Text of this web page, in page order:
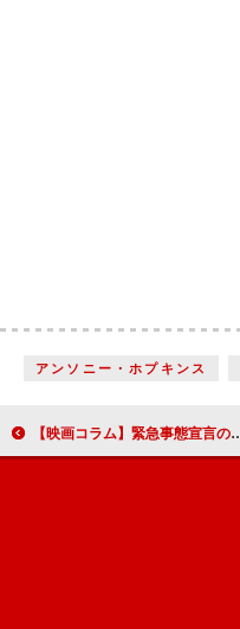
アンソニー・ホプキンス
【映画コラム】緊急事態宣言の中、公開にこぎつけた『ラブ・セカンド・サイト はじまりは初恋のおわりから』『ジェントルメン』